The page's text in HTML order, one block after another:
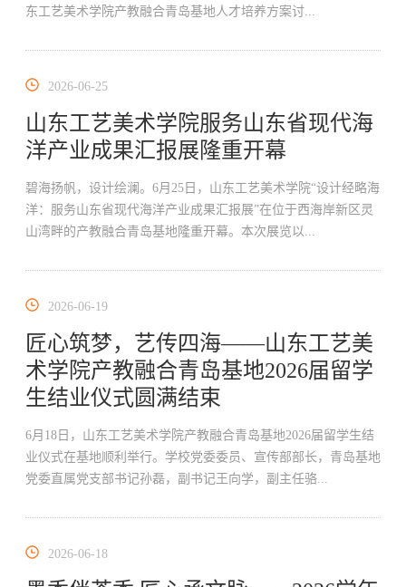
东工艺美术学院产教融合青岛基地人才培养方案讨...
2026-06-25
山东工艺美术学院服务山东省现代海
洋产业成果汇报展隆重开幕
碧海扬帆，设计绘澜。6月25日，山东工艺美术学院“设计经略海
洋：服务山东省现代海洋产业成果汇报展”在位于西海岸新区灵
山湾畔的产教融合青岛基地隆重开幕。本次展览以...
2026-06-19
匠心筑梦，艺传四海——山东工艺美
术学院产教融合青岛基地2026届留学
生结业仪式圆满结束
6月18日，山东工艺美术学院产教融合青岛基地2026届留学生结
业仪式在基地顺利举行。学校党委委员、宣传部部长，青岛基地
党委直属党支部书记孙磊，副书记王向学，副主任骆...
2026-06-18